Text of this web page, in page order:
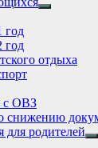
Show
год
год
отдыха
с ОВЗ
снижению
родителей